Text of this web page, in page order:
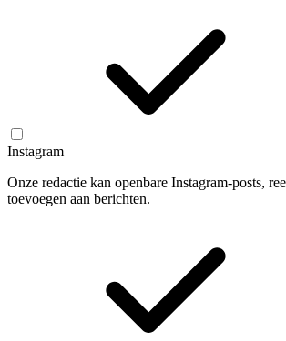
Instagram
Onze redactie kan openbare Instagram-posts,
toevoegen aan berichten.